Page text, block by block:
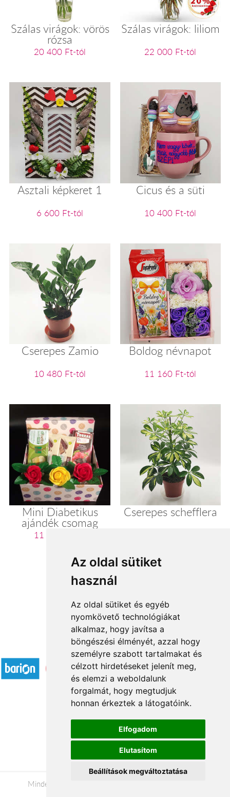
Az oldal sütiket
használ
Az oldal sütiket és egyéb
nyomkövető technológiákat
alkalmaz, hogy javítsa a
böngészési élményét, azzal hogy
személyre szabott tartalmakat és
célzott hirdetéseket jelenít meg,
és elemzi a weboldalunk
forgalmát, hogy megtudjuk
honnan érkeztek a látogatóink.
Elfogadom
Elutasítom
Beállítások megváltoztatása
Szálas virágok: vörös
rózsa
20 400 Ft-tól
Szálas virágok: liliom
22 000 Ft-tól
Asztali képkeret 1
6 600 Ft-tól
Cicus és a süti
10 400 Ft-tól
Cserepes Zamio
10 480 Ft-tól
Boldog névnapot
11 160 Ft-tól
Mini Diabetikus
ajándék csomag
11 200 Ft-tól
Cserepes schefflera
2 3 ...
Elfogadott fizetési módok
Á.SZ.F.
Impresszum
Adatkezelési tájékoztató
Minden jog fenntartva © 2026 |